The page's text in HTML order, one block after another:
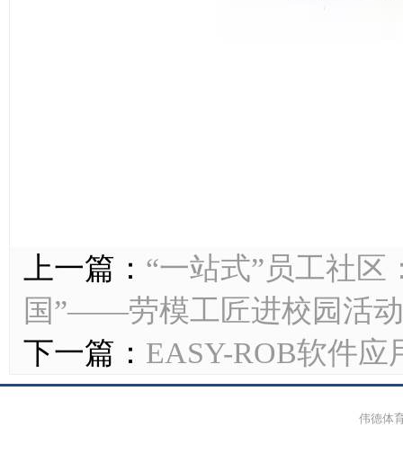
上一篇： “一站式”员工社区
国”——劳模工匠进校园活动
下一篇： EASY-ROB软件
伟德体